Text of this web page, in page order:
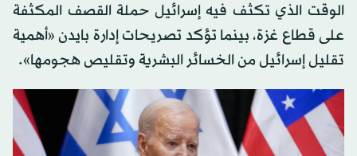
الوقت الذي تكثف فيه إسرائيل حملة القصف المكثفة
على قطاع غزة، بينما تؤكد تصريحات إدارة بايدن «أهمية
تقليل إسرائيل من الخسائر البشرية وتقليص هجومها».